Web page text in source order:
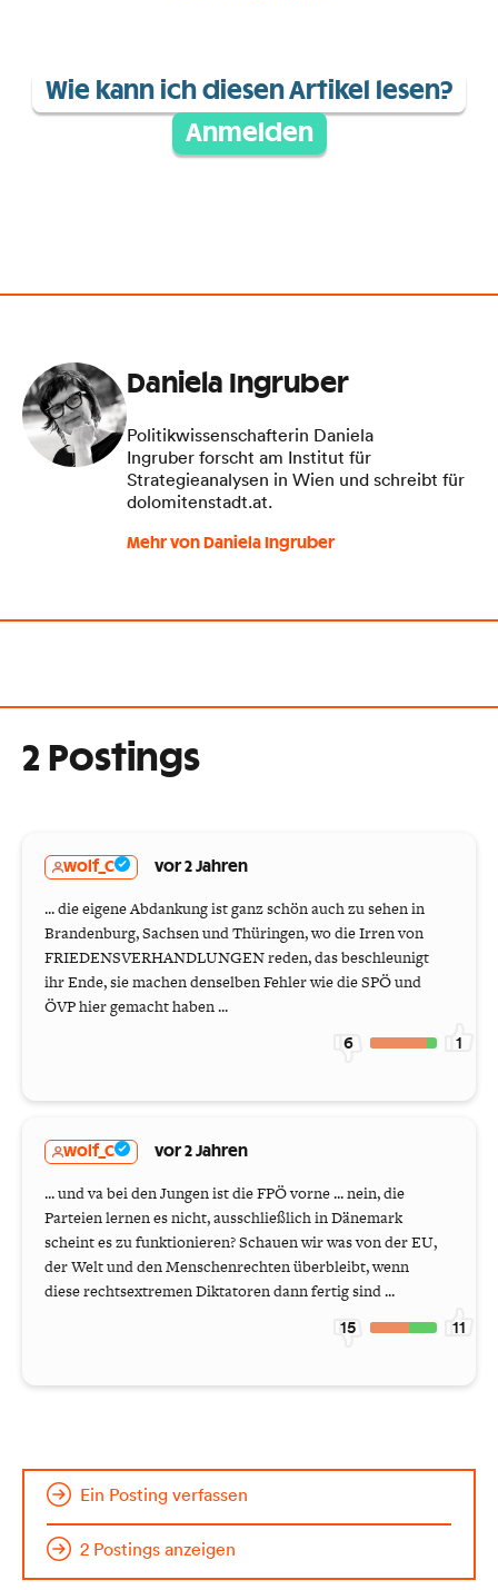
Wie kann ich diesen Artikel lesen?
Anmelden
Daniela Ingruber
Politikwissenschafterin Daniela
Ingruber forscht am Institut für
Strategieanalysen in Wien und schreibt für
dolomitenstadt.at.
Mehr von Daniela Ingruber
2 Postings
wolf_C vor 2 Jahren
... die eigene Abdankung ist ganz schön auch zu sehen in
Brandenburg, Sachsen und Thüringen, wo die Irren von
FRIEDENSVERHANDLUNGEN reden, das beschleunigt
ihr Ende, sie machen denselben Fehler wie die SPÖ und
ÖVP hier gemacht haben ...
6 1
wolf_C vor 2 Jahren
... und va bei den Jungen ist die FPÖ vorne ... nein, die
Parteien lernen es nicht, ausschließlich in Dänemark
scheint es zu funktionieren? Schauen wir was von der EU,
der Welt und den Menschenrechten überbleibt, wenn
diese rechtsextremen Diktatoren dann fertig sind ...
15 11
Ein Posting verfassen
2 Postings anzeigen